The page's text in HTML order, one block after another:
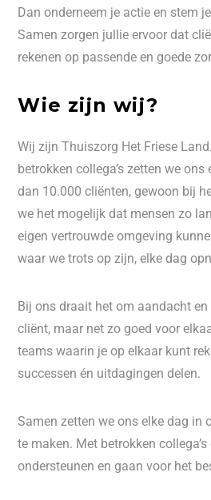
Dan onderneem je actie en stem
Samen zorgen jullie ervoor dat
rekenen op passende en goede
Wie zijn wij?
Wij zijn Thuiszorg Het Friese
betrokken collega’s zetten we
dan 10.000 cliënten, gewoon bij
we het mogelijk dat mensen zo
eigen vertrouwde omgeving
waar we trots op zijn, elke dag
Bij ons draait het om aandacht
cliënt, maar net zo goed voor
teams waarin je op elkaar kunt
successen én uitdagingen delen.
Samen zetten we ons elke dag in
te maken. Met betrokken
ondersteunen en gaan voor het